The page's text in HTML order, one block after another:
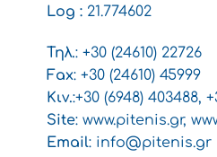
Log :21.774602
Τηλ.: +30 (24610) 22726
Fax: +30 (24610) 45999
Κιν.:+30 (6948) 403488,
Site: www.pitenis.gr,
Email: info@pitenis.gr